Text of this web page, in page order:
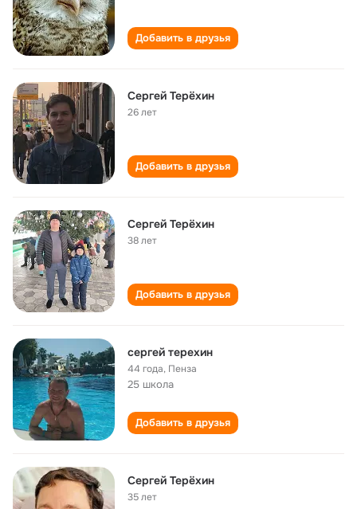
Добавить в друзья
Сергей Терёхин
26 лет
Добавить в друзья
Сергей Терёхин
38 лет
Добавить в друзья
сергей терехин
44 года, Пенза
25 школа
Добавить в друзья
Сергей Терёхин
35 лет